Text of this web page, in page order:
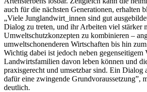
auch für die nächsten Generationen, erhalten
„Viele Junglandwirt_innen sind gut
Dialog zu treten, und ihr Arbeiten viel stärker
Umweltschutzkonzepten zu kombinieren –
umweltschonenderen Wirtschaften bis hin
Wichtig dabei ist jedoch neben gegenseitigem
Landwirtsfamilien davon leben können und
praxisgerecht und umsetzbar sind. Ein Dialog
dafür eine zwingende Grundvoraussetzung”,
deutlich.